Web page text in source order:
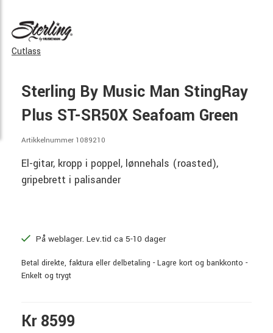
Cutlass
Sterling By Music Man StingRay
Plus ST-SR50X Seafoam Green
Artikkelnummer 1089210
El-gitar, kropp i poppel, lønnehals (roasted),
gripebrett i palisander
På weblager. Lev.tid ca 5-10 dager
Betal direkte, faktura eller delbetaling - Lagre kort og bankkonto -
Enkelt og trygt
Kr 8599